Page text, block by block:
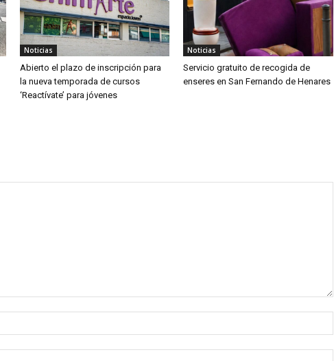
Noticias
Abierto el plazo de inscripción para
la nueva temporada de cursos
‘Reactívate’ para jóvenes
Noticias
Servicio gratuito de recogida de
enseres en San Fernando de Henares